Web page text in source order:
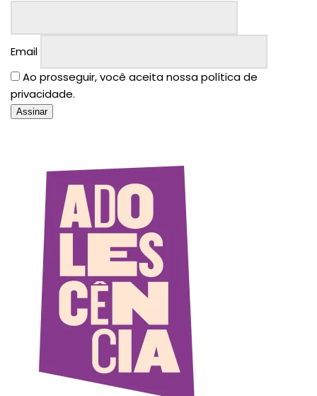
Email
Ao prosseguir, você aceita nossa política de
privacidade.